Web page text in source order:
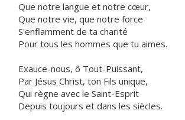
Que notre langue et notre cœur,
Que notre vie, que notre force
S'enflamment de ta charité
Pour tous les hommes que tu aimes.
Exauce-nous, ô Tout-Puissant,
Par Jésus Christ, ton Fils unique,
Qui règne avec le Saint-Esprit
Depuis toujours et dans les siècles.